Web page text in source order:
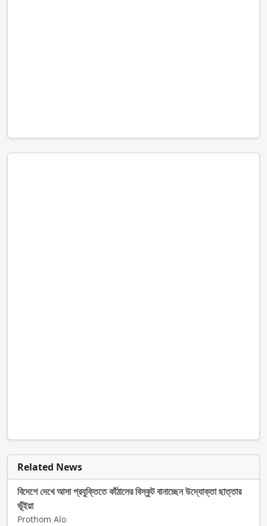
Related News
বিদেশে দেখে আসা প্রযুক্তিতে কাঁঠালের বিস্কুট বানাচ্ছেন উদ্যোক্তা ছাত্তার
ভূঁইয়া
Prothom Alo